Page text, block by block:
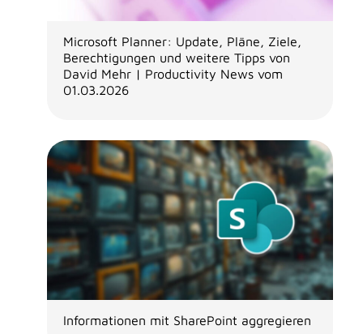
Microsoft Planner: Update, Pläne, Ziele,
Berechtigungen und weitere Tipps von
David Mehr | Productivity News vom
01.03.2026
Informationen mit SharePoint aggregieren